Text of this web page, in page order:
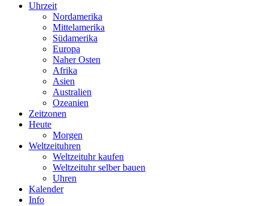
Uhrzeit
Nordamerika
Mittelamerika
Südamerika
Europa
Naher Osten
Afrika
Asien
Australien
Ozeanien
Zeitzonen
Heute
Morgen
Weltzeituhren
Weltzeituhr kaufen
Weltzeituhr selber bauen
Uhren
Kalender
Info